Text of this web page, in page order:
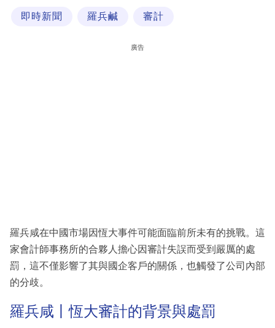
區
即時新聞 羅兵鹹 審計
廣告
羅兵咸在中國市場因恆大事件可能面臨前所未有的挑戰。這
家會計師事務所的合夥人擔心因審計失誤而受到嚴厲的處
罰，這不僅影響了其與國企客戶的關係，也觸發了公司內部
的分歧。
羅兵咸丨恆大審計的背景與處罰